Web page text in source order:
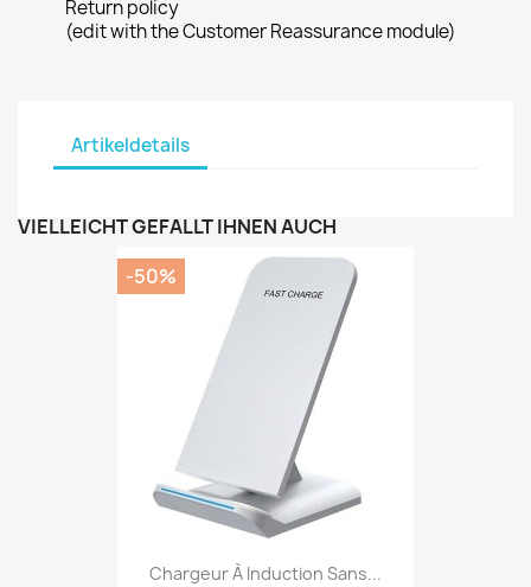
Return policy
(edit with the Customer Reassurance module)
Artikeldetails
VIELLEICHT GEFÄLLT IHNEN AUCH
Chargeur À Induction Sans...
-50%